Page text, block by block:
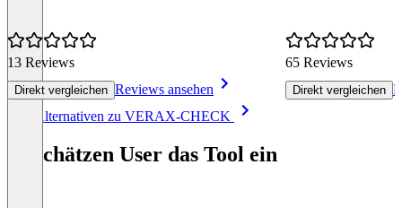
13 Reviews
Direkt vergleichen Reviews ansehen
65 Reviews
Direkt vergleichen
Alle Alternativen zu VERAX-CHECK
So schätzen User das Tool ein